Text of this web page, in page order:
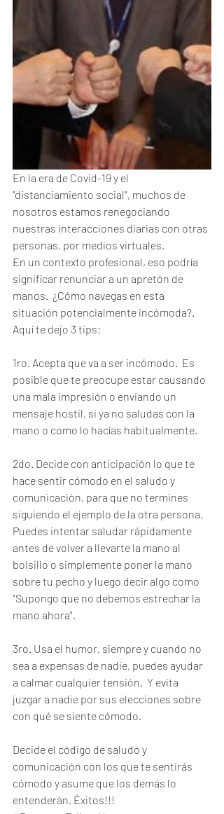
En la era de Covid-19 y el
"distanciamiento social", muchos de
nosotros estamos renegociando
nuestras interacciones diarias con otras
personas, por medios virtuales.
En un contexto profesional, eso podría
significar renunciar a un apretón de
manos.  ¿Cómo navegas en esta
situación potencialmente incómoda?.
Aquí te dejo 3 tips:
1ro. Acepta que va a ser incómodo.  Es
posible que te preocupe estar causando
una mala impresión o enviando un
mensaje hostil, si ya no saludas con la
mano o como lo hacías habitualmente.
2do. Decide con anticipación lo que te
hace sentir cómodo en el saludo y
comunicación, para que no termines
siguiendo el ejemplo de la otra persona.
Puedes intentar saludar rápidamente
antes de volver a llevarte la mano al
bolsillo o simplemente poner la mano
sobre tu pecho y luego decir algo como
"Supongo que no debemos estrechar la
mano ahora".
3ro. Usa el humor, siempre y cuando no
sea a expensas de nadie, puedes ayudar
a calmar cualquier tensión.  Y evita
juzgar a nadie por sus elecciones sobre
con qué se siente cómodo.
Decide el código de saludo y
comunicación con los que te sentirás
cómodo y asume que los demás lo
entenderán. Éxitos!!!